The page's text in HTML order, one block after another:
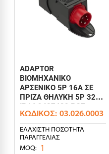
ADAPTOR
ΒΙΟΜΗΧΑΝΙΚΟ
ΑΡΣΕΝΙΚΟ 5P 16Α ΣΕ
ΠΡΙΖΑ ΘΗΛΥΚΗ 5P 32Α
IP44 9437420 PCE
ΚΩΔΙΚΌΣ: 03.026.0003
ΕΛΆΧΙΣΤΗ ΠΟΣΌΤΗΤΑ
ΠΑΡΑΓΓΕΛΊΑΣ
MOQ: 1